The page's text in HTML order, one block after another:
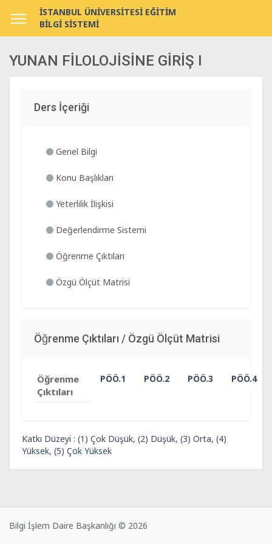
İSTANBUL ÜNİVERSİTESİ EĞİTİM
BİLGİ SİSTEMİ
YUNAN FİLOLOJİSİNE GİRİŞ I
Ders İçeriği
Genel Bilgi
Konu Başlıkları
Yeterlilik İlişkisi
Değerlendirme Sistemi
Öğrenme Çıktıları
Özgü Ölçüt Matrisi
Öğrenme Çıktıları / Özgü Ölçüt Matrisi
Öğrenme
Çıktıları
PÖÖ.1 PÖÖ.2 PÖÖ.3 PÖÖ.4
Katkı Düzeyi : (1) Çok Düşük, (2) Düşük, (3) Orta, (4)
Yüksek, (5) Çok Yüksek
Bilgi İşlem Daire Başkanlığı © 2026